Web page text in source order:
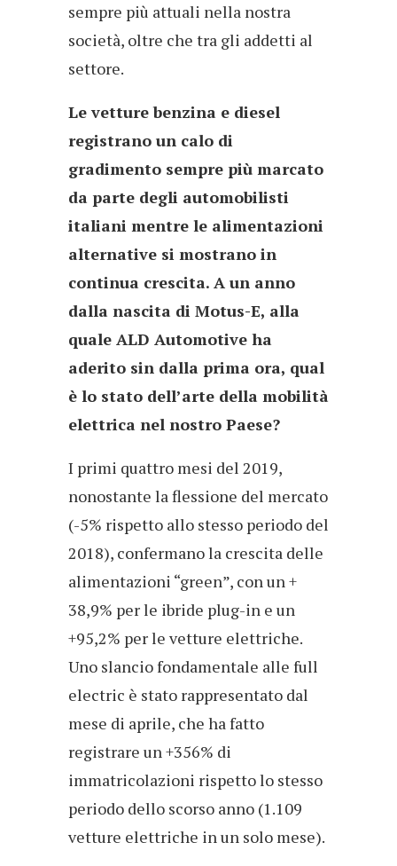
sempre più attuali nella nostra
società, oltre che tra gli addetti al
settore.
Le vetture benzina e diesel
registrano un calo di
gradimento sempre più marcato
da parte degli automobilisti
italiani mentre le alimentazioni
alternative si mostrano in
continua crescita. A un anno
dalla nascita di Motus-E, alla
quale ALD Automotive ha
aderito sin dalla prima ora, qual
è lo stato dell’arte della mobilità
elettrica nel nostro Paese?
I primi quattro mesi del 2019,
nonostante la flessione del mercato
(-5% rispetto allo stesso periodo del
2018), confermano la crescita delle
alimentazioni “green”, con un +
38,9% per le ibride plug-in e un
+95,2% per le vetture elettriche.
Uno slancio fondamentale alle full
electric è stato rappresentato dal
mese di aprile, che ha fatto
registrare un +356% di
immatricolazioni rispetto lo stesso
periodo dello scorso anno (1.109
vetture elettriche in un solo mese).